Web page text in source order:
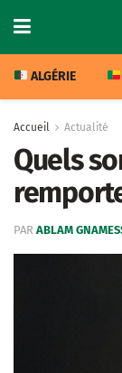
ALGÉRIE
Accueil Actualité
Quels
PAR ABLAM